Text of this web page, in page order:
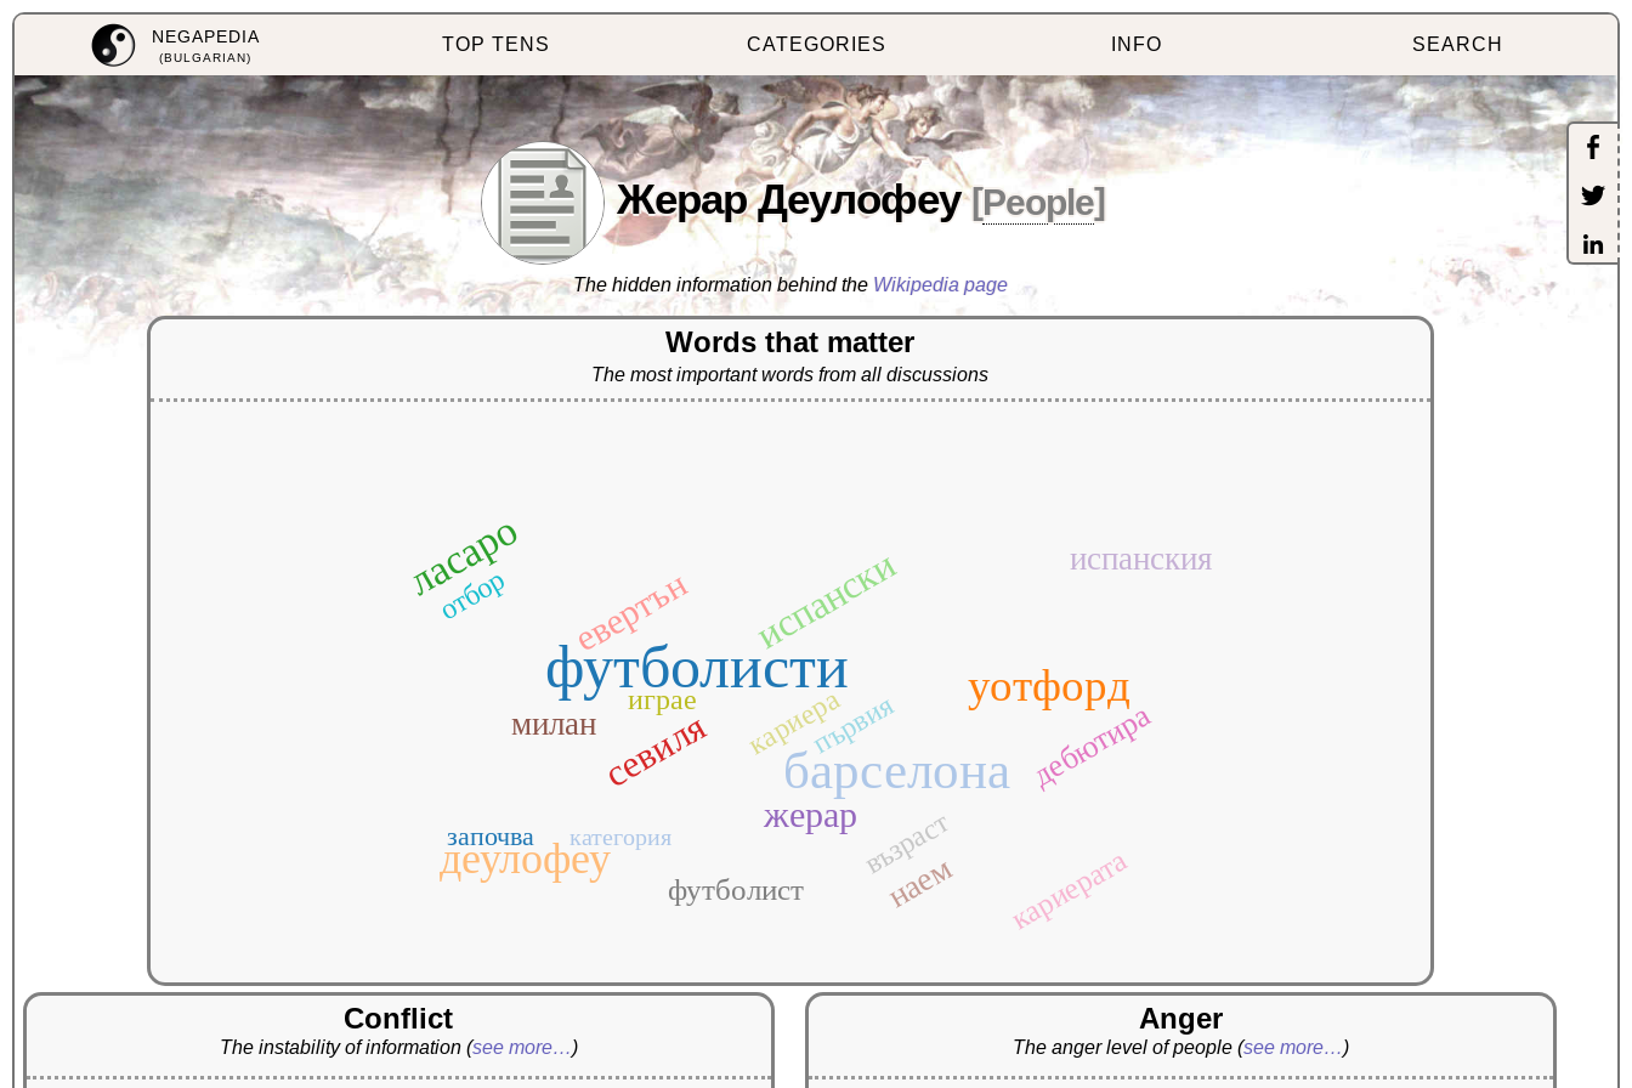
NEGAPEDIA
(BULGARIAN)
TOP TENS CATEGORIES INFO SEARCH
Жерар Деулофеу [People]
The hidden information behind the Wikipedia page
Words that matter
The most important words from all discussions
футболисти
барселона
уотфорд
деулофеу
ласаро испански
севиля
евертън
жерар
испанския
милан
наем
дебютира
кариерата
футболист
възраст
играе кариера
отбор
първия
започва категория
Conflict
The instability of information (see more…)
Anger
The anger level of people(see more…)